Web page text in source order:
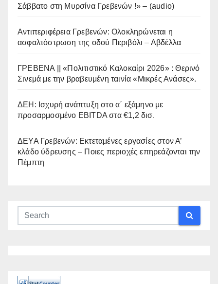
Σάββατο στη Μυρσίνα Γρεβενών !» – (audio)
Αντιπεριφέρεια Γρεβενών: Ολοκληρώνεται η
ασφαλτόστρωση της οδού Περιβόλι – Αβδέλλα
ΓΡΕΒΕΝΑ || «Πολιτιστικό Καλοκαίρι 2026» : Θερινό
Σινεμά με την βραβευμένη ταινία «Μικρές Ανάσες».
ΔΕΗ: Ισχυρή ανάπτυξη στο α΄ εξάμηνο με
προσαρμοσμένο EBITDA στα €1,2 δισ.
ΔΕΥΑ Γρεβενών: Εκτεταμένες εργασίες στον Α’
κλάδο ύδρευσης – Ποιες περιοχές επηρεάζονται την
Πέμπτη